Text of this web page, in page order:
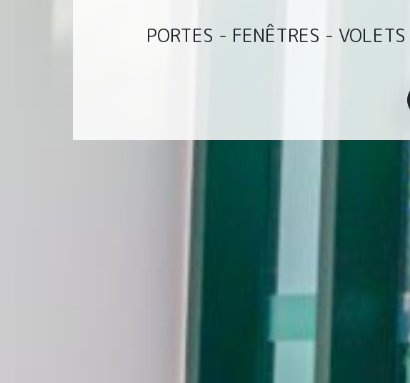
PORTES - FENÊTRES -